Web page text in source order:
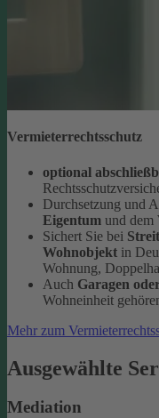
Vermieterrechtsschutz
optional
Durchsetzung und
Eigentum und dem
Sichert Sie bei
Wohnobjekt in
Wohnung,
Auch Garagen
Wohneinheit
Mehr zum
Ausgewählte
Mediation